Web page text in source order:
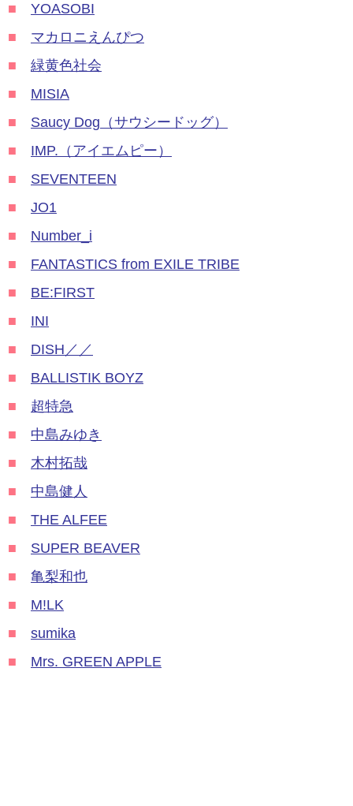
■
YOASOBI
■
マカロニえんぴつ
■
緑黄色社会
■
MISIA
■
Saucy Dog（サウシードッグ）
■
IMP.（アイエムピー）
■
SEVENTEEN
■
JO1
■
Number_i
■
FANTASTICS from EXILE TRIBE
■
BE:FIRST
■
INI
■
DISH／／
■
BALLISTIK BOYZ
■
超特急
■
中島みゆき
■
木村拓哉
■
中島健人
■
THE ALFEE
■
SUPER BEAVER
■
亀梨和也
■
M!LK
■
sumika
■
Mrs. GREEN APPLE